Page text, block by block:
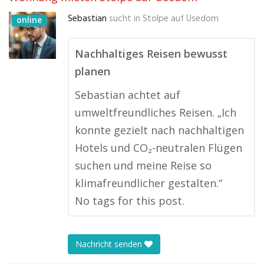
online Sebastian sucht in Stolpe auf Usedom
Nachhaltiges Reisen bewusst
planen
Sebastian achtet auf
umweltfreundliches Reisen. „Ich
konnte gezielt nach nachhaltigen
Hotels und CO₂-neutralen Flügen
suchen und meine Reise so
klimafreundlicher gestalten.“
No tags for this post.
Nachricht senden